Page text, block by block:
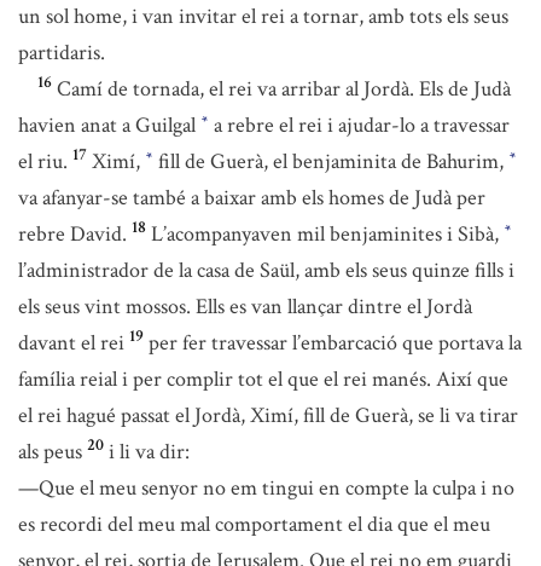
un sol home, i van invitar el rei a tornar, amb tots els seus
partidaris.
16 Camí de tornada, el rei va arribar al Jordà. Els de Judà
havien anat a Guilgal * a rebre el rei i ajudar-lo a travessar
el riu. 17 Ximí, * fill de Guerà, el benjaminita de Bahurim, *
va afanyar-se també a baixar amb els homes de Judà per
rebre David. 18 L’acompanyaven mil benjaminites i Sibà, *
l’administrador de la casa de Saül, amb els seus quinze fills i
els seus vint mossos. Ells es van llançar dintre el Jordà
davant el rei 19 per fer travessar l’embarcació que portava la
família reial i per complir tot el que el rei manés. Així que
el rei hagué passat el Jordà, Ximí, fill de Guerà, se li va tirar
als peus 20 i li va dir:
—Que el meu senyor no em tingui en compte la culpa i no
es recordi del meu mal comportament el dia que el meu